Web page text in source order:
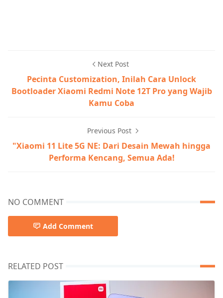
Next Post
Pecinta Customization, Inilah Cara Unlock
Bootloader Xiaomi Redmi Note 12T Pro yang Wajib
Kamu Coba
Previous Post
"Xiaomi 11 Lite 5G NE: Dari Desain Mewah hingga
Performa Kencang, Semua Ada!
NO COMMENT
Add Comment
RELATED POST